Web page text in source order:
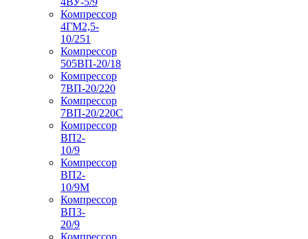
Компрессор
4ГМ2,5-
10/251
Компрессор
505ВП-20/18
Компрессор
7ВП-20/220
Компрессор
7ВП-20/220С
Компрессор
ВП2-
10/9
Компрессор
ВП2-
10/9М
Компрессор
ВП3-
20/9